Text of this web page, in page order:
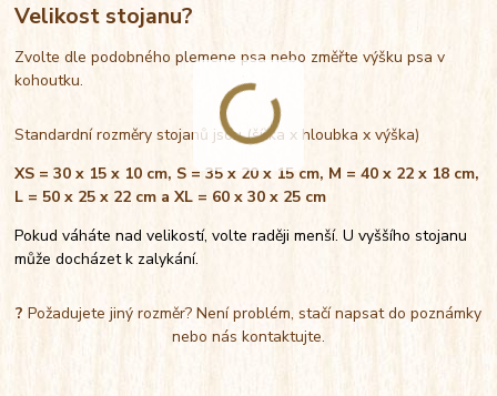
Velikost stojanu?
Zvolte dle podobného plemene psa nebo změřte výšku psa v
kohoutku.
Standardní rozměry stojanů jsou (šířka x hloubka x výška)
XS = 30 x 15 x 10 cm, S = 35 x 20 x 15 cm, M = 40 x 22 x 18 cm,
L = 50 x 25 x 22 cm a XL = 60 x 30 x 25 cm
Pokud váháte nad velikostí, volte raději menší. U vyššího stojanu
může docházet k zalykání.
? Požadujete jiný rozměr? Není problém, stačí napsat do poznámky
nebo nás kontaktujte.